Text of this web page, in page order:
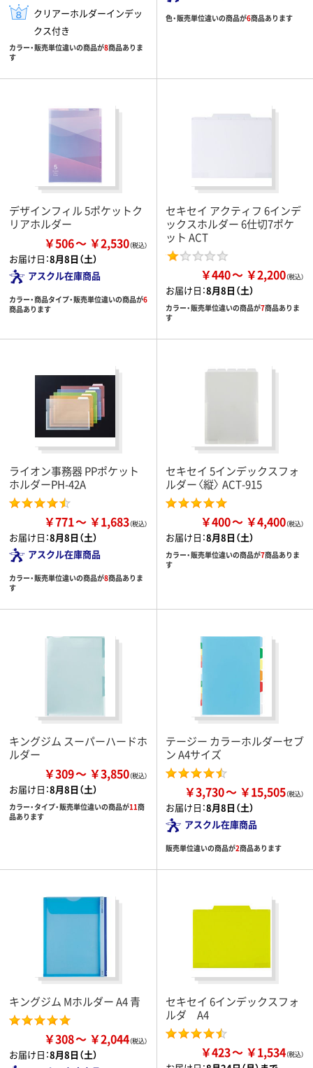
クリアーホルダーインデッ
クス付き
カラー・販売単位違いの商品が8商品ありま
す
色・販売単位違いの商品が6商品あります
デザインフィル 5ポケットク
リアホルダー
￥506 ￥2,530
お届け日：8月8日（土）
アスクル在庫商品
カラー・商品タイプ・販売単位違いの商品が6
商品あります
セキセイ アクティフ 6インデ
ックスホルダー 6仕切7ポケ
ット ACT
￥440 ￥2,200
お届け日：8月8日（土）
カラー・販売単位違いの商品が7商品ありま
す
ライオン事務器 PPポケット
ホルダーPH-42A
￥771 ￥1,683
お届け日：8月8日（土）
アスクル在庫商品
カラー・販売単位違いの商品が8商品ありま
す
セキセイ 5インデックスフォ
ルダー〈縦〉 ACT-915
￥400 ￥4,400
お届け日：8月8日（土）
カラー・販売単位違いの商品が7商品ありま
す
キングジム スーパーハードホ
ルダー
￥309 ￥3,850
お届け日：8月8日（土）
カラー・タイプ・販売単位違いの商品が11商
品あります
テージー カラーホルダーセブ
ン A4サイズ
￥3,730 ￥15,505
お届け日：8月8日（土）
アスクル在庫商品
販売単位違いの商品が2商品あります
キングジム Mホルダー A4 青
￥308 ￥2,044
お届け日：8月8日（土）
セキセイ 6インデックスフォ
ルダ A4
￥423 ￥1,534